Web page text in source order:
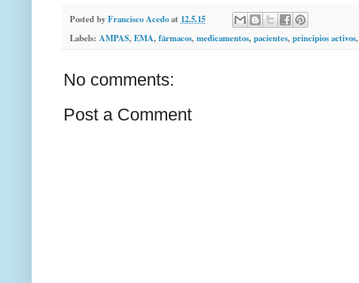
Posted byFrancisco Acedoat 12.5.15
Labels: AMPAS,EMA,fármacos,medicamentos,pacientes,principios activos,
No comments:
Post a Comment